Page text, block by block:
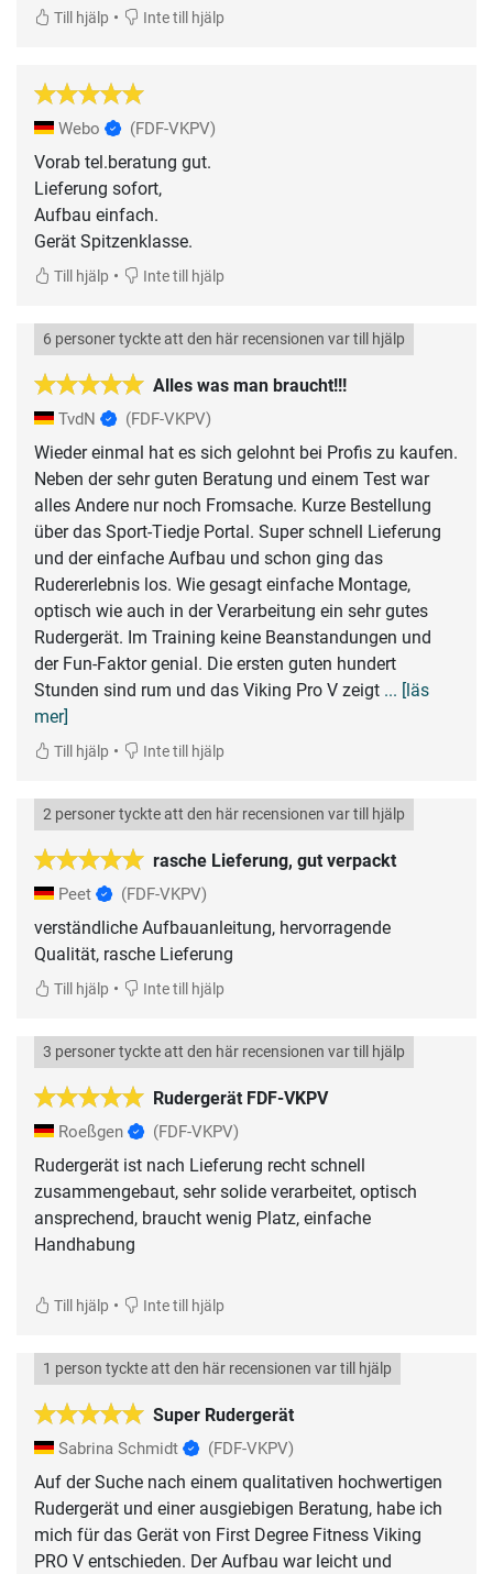
Till hjälp • Inte till hjälp
Webo (FDF-VKPV)
Vorab tel.beratung gut.
Lieferung sofort,
Aufbau einfach.
Gerät Spitzenklasse.
Till hjälp • Inte till hjälp
Alles was man braucht!!!
6 personer tyckte att den här recensionen var till hjälp
TvdN (FDF-VKPV)
Wieder einmal hat es sich gelohnt bei Profis zu kaufen.
Neben der sehr guten Beratung und einem Test war
alles Andere nur noch Fromsache. Kurze Bestellung
über das Sport-Tiedje Portal. Super schnell Lieferung
und der einfache Aufbau und schon ging das
Rudererlebnis los. Wie gesagt einfache Montage,
optisch wie auch in der Verarbeitung ein sehr gutes
Rudergerät. Im Training keine Beanstandungen und
der Fun-Faktor genial. Die ersten guten hundert
Stunden sind rum und das Viking Pro V zeigt ... [läs
mer]
Till hjälp • Inte till hjälp
rasche Lieferung, gut verpackt
2 personer tyckte att den här recensionen var till hjälp
Peet (FDF-VKPV)
verständliche Aufbauanleitung, hervorragende
Qualität, rasche Lieferung
Till hjälp • Inte till hjälp
Rudergerät FDF-VKPV
3 personer tyckte att den här recensionen var till hjälp
Roeßgen (FDF-VKPV)
Rudergerät ist nach Lieferung recht schnell
zusammengebaut, sehr solide verarbeitet, optisch
ansprechend, braucht wenig Platz, einfache
Handhabung
Till hjälp • Inte till hjälp
Super Rudergerät
1 person tyckte att den här recensionen var till hjälp
Sabrina Schmidt (FDF-VKPV)
Auf der Suche nach einem qualitativen hochwertigen
Rudergerät und einer ausgiebigen Beratung, habe ich
mich für das Gerät von First Degree Fitness Viking
PRO V entschieden. Der Aufbau war leicht und